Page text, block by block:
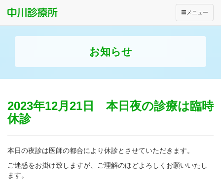
メニュー
お知らせ
2023年12月21日 本日夜の診療は臨時
休診
本日の夜診は医師の都合により休診とさせていただきます。
ご迷惑をお掛け致しますが、ご理解のほどよろしくお願いいたし
ます。